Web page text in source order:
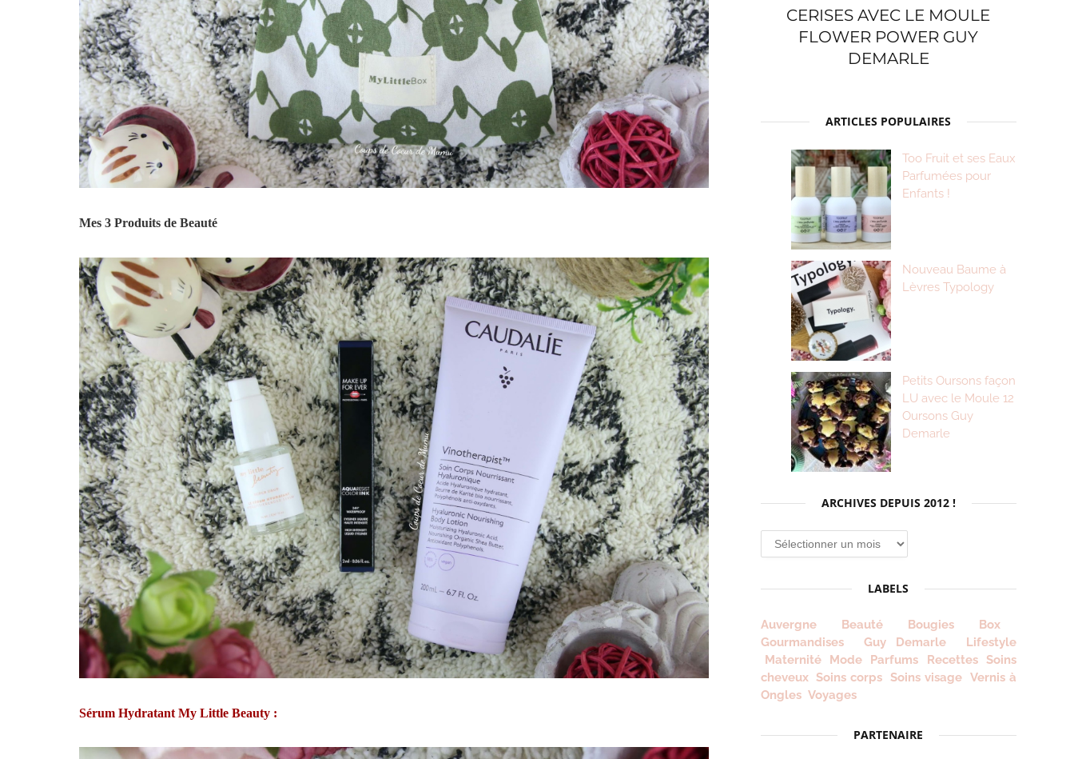
Mes 3 Produits de Beauté
Sérum Hydratant My Little Beauty :
CERISES AVEC LE MOULE
FLOWER POWER GUY
DEMARLE
ARTICLES POPULAIRES
Too Fruit et ses Eaux
Parfumées pour
Enfants !
Nouveau Baume à
Lèvres Typology
Petits Oursons façon
LU avec le Moule 12
Oursons Guy
Demarle
ARCHIVES DEPUIS 2012 !
Archives
depuis
!
LABELS
Auvergne Beauté Bougies
Box
Gourmandises
Guy Demarle
Lifestyle
Maternité
Mode Parfums Recettes Soins
cheveux Soins corps Soins visage Vernis à
Ongles Voyages
PARTENAIRE